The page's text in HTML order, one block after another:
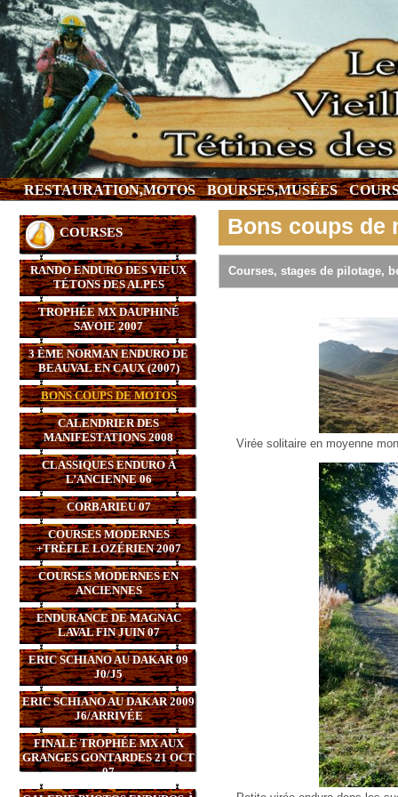
RESTAURATION,MOTOS BOURSES,MUSÉES
COURSES
RANDO ENDURO DES VIEUX
TÉTONS DES ALPES
TROPHÉE MX DAUPHINÉ
SAVOIE 2007
3 ÈME NORMAN ENDURO DE
BEAUVAL EN CAUX (2007)
BONS COUPS DE MOTOS
CALENDRIER DES
MANIFESTATIONS 2008
CLASSIQUES ENDURO À
L’ANCIENNE 06
CORBARIEU 07
COURSES MODERNES
+TRÈFLE LOZÉRIEN 2007
COURSES MODERNES EN
ANCIENNES
ENDURANCE DE MAGNAC
LAVAL FIN JUIN 07
ERIC SCHIANO AU DAKAR 09
J0/J5
ERIC SCHIANO AU DAKAR 2009
J6/ARRIVÉE
FINALE TROPHÉE MX AUX
GRANGES GONTARDES 21 OCT
07
Bons coups de
Courses, stages de pilotage,
Virée solitaire en moyenne